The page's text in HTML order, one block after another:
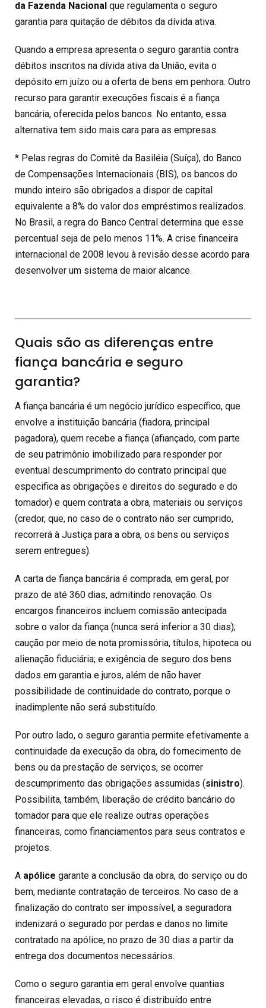
da Fazenda Nacional que regulamenta o seguro
garantia para quitação de débitos da dívida ativa.
Quando a empresa apresenta o seguro garantia contra
débitos inscritos na dívida ativa da União, evita o
depósito em juízo ou a oferta de bens em penhora. Outro
recurso para garantir execuções fiscais é a fiança
bancária, oferecida pelos bancos. No entanto, essa
alternativa tem sido mais cara para as empresas.
* Pelas regras do Comitê da Basiléia (Suíça), do Banco
de Compensações Internacionais (BIS), os bancos do
mundo inteiro são obrigados a dispor de capital
equivalente a 8% do valor dos empréstimos realizados.
No Brasil, a regra do Banco Central determina que esse
percentual seja de pelo menos 11%. A crise financeira
internacional de 2008 levou à revisão desse acordo para
desenvolver um sistema de maior alcance.
Quais são as diferenças entre
fiança bancária e seguro
garantia?
A fiança bancária é um negócio jurídico específico, que
envolve a instituição bancária (fiadora, principal
pagadora), quem recebe a fiança (afiançado, com parte
de seu patrimônio imobilizado para responder por
eventual descumprimento do contrato principal que
especifica as obrigações e direitos do segurado e do
tomador) e quem contrata a obra, materiais ou serviços
(credor, que, no caso de o contrato não ser cumprido,
recorrerá à Justiça para a obra, os bens ou serviços
serem entregues).
A carta de fiança bancária é comprada, em geral, por
prazo de até 360 dias, admitindo renovação. Os
encargos financeiros incluem comissão antecipada
sobre o valor da fiança (nunca será inferior a 30 dias);
caução por meio de nota promissória, títulos, hipoteca ou
alienação fiduciária; e exigência de seguro dos bens
dados em garantia e juros, além de não haver
possibilidade de continuidade do contrato, porque o
inadimplente não será substituído.
Por outro lado, o seguro garantia permite efetivamente a
continuidade da execução da obra, do fornecimento de
bens ou da prestação de serviços, se ocorrer
descumprimento das obrigações assumidas (sinistro).
Possibilita, também, liberação de crédito bancário do
tomador para que ele realize outras operações
financeiras, como financiamentos para seus contratos e
projetos.
A apólice garante a conclusão da obra, do serviço ou do
bem, mediante contratação de terceiros. No caso de a
finalização do contrato ser impossível, a seguradora
indenizará o segurado por perdas e danos no limite
contratado na apólice, no prazo de 30 dias a partir da
entrega dos documentos necessários.
Como o seguro garantia em geral envolve quantias
financeiras elevadas, o risco é distribuído entre